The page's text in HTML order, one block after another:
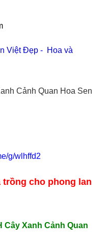
Việt Đẹp - Hoa và
Cảnh Quan Hoa Sen
g/wlhffd2
cho phong lan
Cây Xanh Cảnh Quan